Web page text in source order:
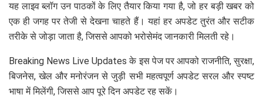
यह लाइव ब्लॉग उन पाठकों के लिए तैयार किया गया है, जो हर बड़ी खबर को
एक ही जगह पर तेजी से देखना चाहते हैं। यहां हर अपडेट तुरंत और सटीक
तरीके से जोड़ा जाता है, जिससे आपको भरोसेमंद जानकारी मिलती रहे।
Breaking News Live Updates के इस पेज पर आपको राजनीति, सुरक्षा,
बिजनेस, खेल और मनोरंजन से जुड़ी सभी महत्वपूर्ण अपडेट सरल और स्पष्ट
भाषा में मिलेंगी, जिससे आप पूरे दिन अपडेट रह सकें।